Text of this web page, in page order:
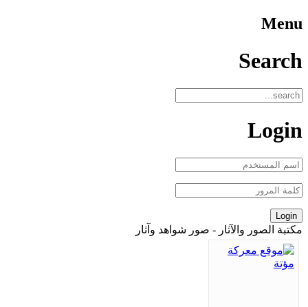
Menu
Search
Login
مكتبة الصور والآثار - صور شواهد وآثار